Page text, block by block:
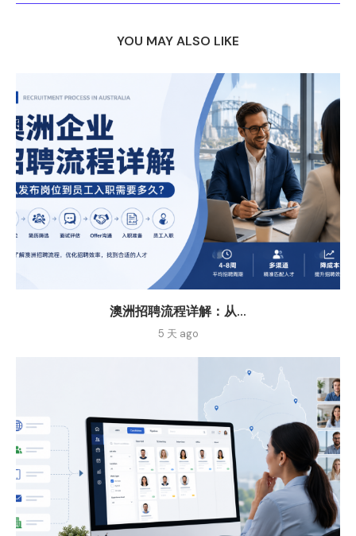
YOU MAY ALSO LIKE
澳洲招聘流程详解：从...
5 天 ago